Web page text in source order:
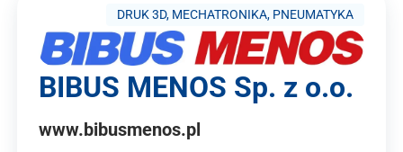
DRUK 3D, MECHATRONIKA, PNEUMATYKA
BIBUS MENOS Sp. z o.o.
www.bibusmenos.pl